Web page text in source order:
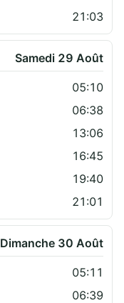
21:03
Samedi 29 Août
05:10
06:38
13:06
16:45
19:40
21:01
Dimanche 30 Août
05:11
06:39